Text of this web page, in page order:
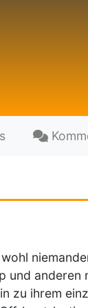
anderen
zu ihrem